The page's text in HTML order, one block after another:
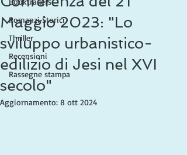
Romanzi Storici
Thriller
Recensioni
Rassegne stampa
Maggio 2023: "Lo
sviluppo urbanistico-
edilizio di Jesi nel XVI
secolo"
Aggiornamento: 8 ott 2024